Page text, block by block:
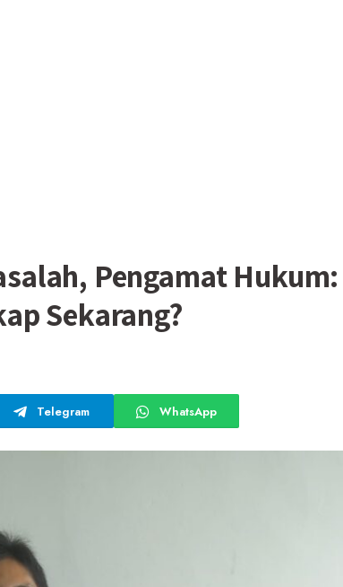
Pengamat Hukum:
Sekarang?
Telegram WhatsApp